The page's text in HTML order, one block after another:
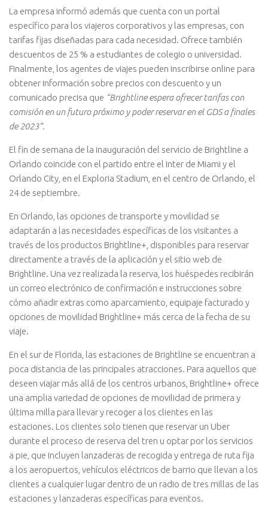
La empresa informó además que cuenta con un portal
específico para los viajeros corporativos y las empresas, con
tarifas fijas diseñadas para cada necesidad. Ofrece también
descuentos de 25 % a estudiantes de colegio o universidad.
Finalmente, los agentes de viajes pueden inscribirse online para
obtener información sobre precios con descuento y un
comunicado precisa que “Brightline espera ofrecer tarifas con
comisión en un futuro próximo y poder reservar en el GDS a finales
de 2023”.
El fin de semana de la inauguración del servicio de Brightline a
Orlando coincide con el partido entre el Inter de Miami y el
Orlando City, en el Exploria Stadium, en el centro de Orlando, el
24 de septiembre.
En Orlando, las opciones de transporte y movilidad se
adaptarán a las necesidades específicas de los visitantes a
través de los productos Brightline+, disponibles para reservar
directamente a través de la aplicación y el sitio web de
Brightline. Una vez realizada la reserva, los huéspedes recibirán
un correo electrónico de confirmación e instrucciones sobre
cómo añadir extras como aparcamiento, equipaje facturado y
opciones de movilidad Brightline+ más cerca de la fecha de su
viaje.
En el sur de Florida, las estaciones de Brightline se encuentran a
poca distancia de las principales atracciones. Para aquellos que
deseen viajar más allá de los centros urbanos, Brightline+ ofrece
una amplia variedad de opciones de movilidad de primera y
última milla para llevar y recoger a los clientes en las
estaciones. Los clientes solo tienen que reservar un Uber
durante el proceso de reserva del tren u optar por los servicios
a pie, que incluyen lanzaderas de recogida y entrega de ruta fija
a los aeropuertos, vehículos eléctricos de barrio que llevan a los
clientes a cualquier lugar dentro de un radio de tres millas de las
estaciones y lanzaderas específicas para eventos.